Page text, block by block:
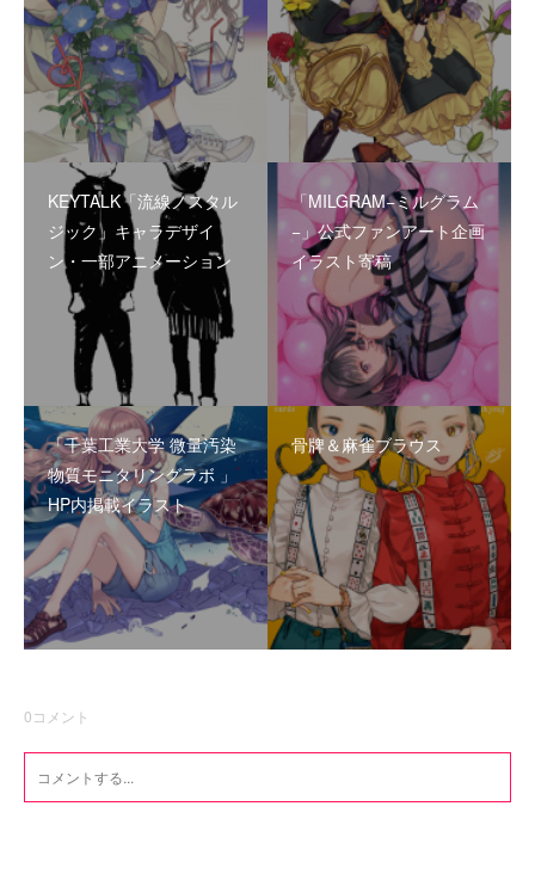
KEYTALK「流線ノスタル
ジック」キャラデザイ
ン・一部アニメーション
「MILGRAM−ミルグラム
−」公式ファンアート企画
イラスト寄稿
「千葉工業大学 微量汚染
物質モニタリングラボ 」
HP内掲載イラスト
骨牌＆麻雀ブラウス
0コメント